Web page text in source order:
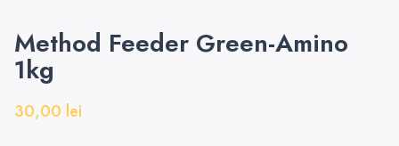
Method Feeder Green-Amino
1kg
30,00 lei